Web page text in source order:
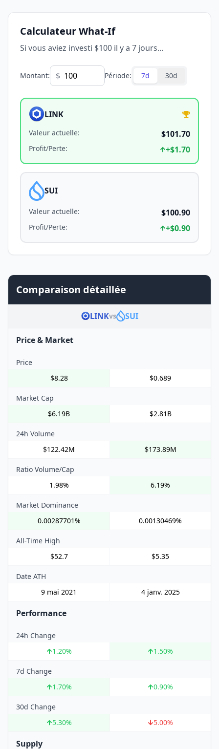
Calculateur What-If
Si vous aviez investi $100 il y a 7 jours...
Montant: $ Période: 7d 30d
LINK
Valeur actuelle: $101.70
Profit/Perte: +$1.70
SUI
Valeur actuelle: $100.90
Profit/Perte: +$0.90
Comparaison détaillée
LINKvs SUI
Price & Market
Price
$8.28
$0.689
Market Cap
$6.19B
$2.81B
24h Volume
$122.42M
$173.89M
Ratio Volume/Cap
1.98%
6.19%
Market Dominance
0.00287701%
0.00130469%
All-Time High
$52.7
$5.35
Date ATH
9 mai 2021
4 janv. 2025
Performance
24h Change
1.20% 1.50%
7d Change
1.70% 0.90%
30d Change
5.30% 5.00%
Supply